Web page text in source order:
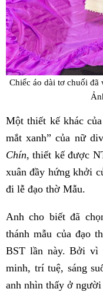
Chiếc áo dài tơ chuối đã
Một thiết kế khác
mắt xanh” của nữ
Chín, thiết kế được
xuân đầy hứng khởi
đi lễ đạo thờ Mẫu.
Anh cho biết đã
thánh mẫu của đạo
BST lần này. Bởi vì
minh, trí tuệ, sáng
anh nhìn thấy ở